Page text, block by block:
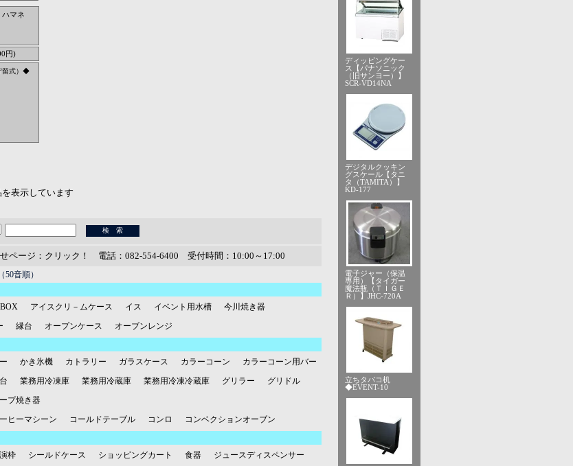
ハマネ
円)
留式）◆
表示しています
ページ：クリック！ 電話：082-554-6400 受付時間：10:00～17:00
音順）
アイスクリ－ムケース イス イベント用水槽
今川焼き器
縁台 オープンケース オーブンレンジ
かき氷機 カトラリー ガラスケース カラーコーン
カラーコーン用バー
業務用冷凍庫 業務用冷蔵庫 業務用冷凍冷蔵庫 グリラー
グリドル
プ焼き器
ヒーマシーン コールドテーブル コンロ コンベクションオーブン
枠 シールドケース ショッピングカート 食器
ジュースディスペンサー
ディッピングケー
ス【パナソニック
（旧サンヨー）】
SCR-VD14NA
デジタルクッキン
グスケール【タニ
タ（TAMITA）】
KD-177
電子ジャー（保温
専用）【タイガー
魔法瓶（ＴＩＧＥ
Ｒ）】JHC-720A
立ちタバコ机
◆EVENT-10